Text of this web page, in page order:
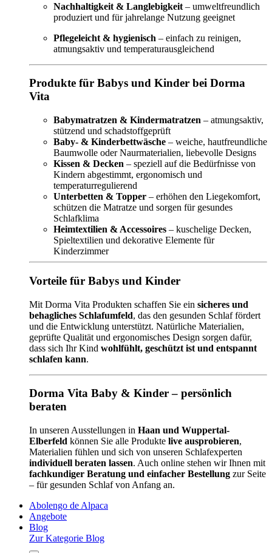
Nachhaltigkeit & Langlebigkeit – umweltfreundlich
produziert und für jahrelange Nutzung geeignet
Pflegeleicht & hygienisch – einfach zu reinigen,
atmungsaktiv und temperaturausgleichend
Produkte für Babys und Kinder bei Dorma
Vita
Babymatratzen & Kindermatratzen – atmungsaktiv,
stützend und schadstoffgeprüft
Baby- & Kinderbettwäsche – weiche, hautfreundliche
Baumwolle oder Naurmaterialien, liebevolle Designs
Kissen & Decken – speziell auf die Bedürfnisse von
Kindern abgestimmt, ergonomisch und
temperaturregulierend
Unterbetten & Topper – erhöhen den Liegekomfort,
schützen die Matratze und sorgen für gesundes
Schlafklima
Heimtextilien & Accessoires – kuschelige Decken,
Spieltextilien und dekorative Elemente für
Kinderzimmer
Vorteile für Babys und Kinder
Mit Dorma Vita Produkten schaffen Sie ein sicheres und
behagliches Schlafumfeld, das den gesunden Schlaf fördert
und die Entwicklung unterstützt. Natürliche Materialien,
geprüfte Qualität und ergonomisches Design sorgen dafür,
dass sich Ihr Kind wohlfühlt, geschützt ist und entspannt
schlafen kann.
Dorma Vita Baby & Kinder – persönlich
beraten
In unseren Ausstellungen in Haan und Wuppertal-
Elberfeld können Sie alle Produkte live ausprobieren,
Materialien fühlen und sich von unseren Schlafexperten
individuell beraten lassen. Auch online stehen wir Ihnen mit
fachkundiger Beratung und einfacher Bestellung zur Seite
– für gesunden Schlaf von Anfang an.
Abolengo de Alpaca
Angebote
Blog
Zur Kategorie Blog